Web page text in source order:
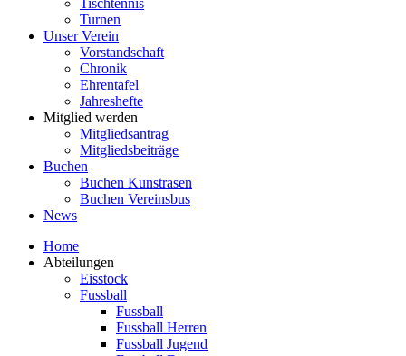
Tischtennis
Turnen
Unser Verein
Vorstandschaft
Chronik
Ehrentafel
Jahreshefte
Mitglied werden
Mitgliedsantrag
Mitgliedsbeiträge
Buchen
Buchen Kunstrasen
Buchen Vereinsbus
News
Home
Abteilungen
Eisstock
Fussball
Fussball
Fussball Herren
Fussball Jugend